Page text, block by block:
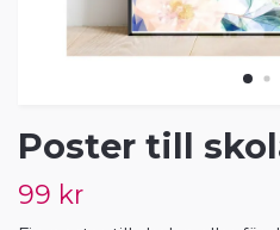
Poster till
99 kr